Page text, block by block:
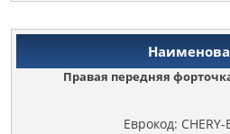
Правая передняя
Еврокод: CHERY-